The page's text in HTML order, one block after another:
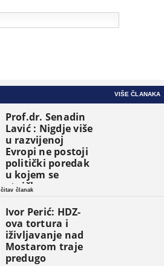
VIŠE ČLANAKA
Prof.dr. Senadin
Lavić : Nigdje više
u razvijenoj
Evropi ne postoji
politički poredak
u kojem se
etničke grupe
pojavljuju kao
osnovne
političke jedinice
članak
Ivor Perić: HDZ-
ova tortura i
iživljavanje nad
Mostarom traje
predugo